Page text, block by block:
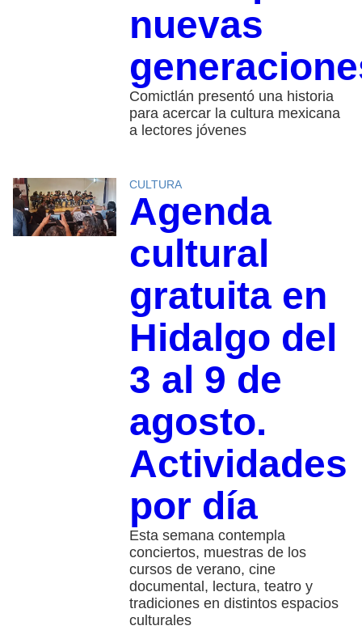
nuevas
Comictlán presentó una historia
para acercar la cultura mexicana
a lectores jóvenes
CULTURA
Agenda
cultural
gratuita en
Hidalgo del
3 al 9 de
agosto.
Actividades
por día
Esta semana contempla
conciertos, muestras de los
cursos de verano, cine
documental, lectura, teatro y
tradiciones en distintos espacios
culturales